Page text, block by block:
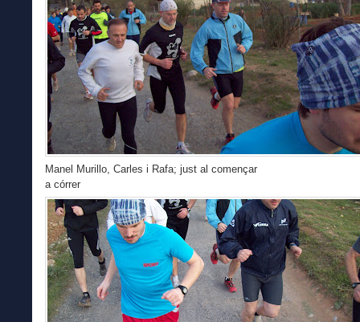
Manel Murillo, Carles i Rafa; just al començar
a córrer